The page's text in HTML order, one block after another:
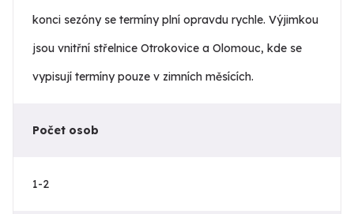
konci sezóny se termíny plní opravdu rychle. Výjimkou
jsou vnitřní střelnice Otrokovice a Olomouc, kde se
vypisují termíny pouze v zimních měsících.
Počet osob
1-2